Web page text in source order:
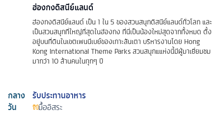
ฮ่องกงดิสนีย์แลนด์
ฮ่องกงดิสนีย์แลนด์ เป็น 1 ใน 5 ของสวนสนุกดิสนีย์แลนด์ทั่วโลก และ
เป็นสวนสนุกที่ใหญ่ที่สุดในฮ่องกง ที่นี่เป็นน้องใหม่สุดจากทั้งหมด ตั้ง
อยู่บนที่ดินในเขตเพนนีเบย์ของเกาะลันเตา บริหารงานโดย Hong
Kong International Theme Parks สวนสนุกแแห่งนี้มีผู้มาเยี่ยมชม
มากว่า 10 ล้านคนในทุกๆ ปี
กลาง
วัน
รับประทานอาหาร
มื้ออิสระ